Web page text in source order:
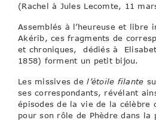
(Rachel à Jules Lecomte, 11
Assemblés à l’heureuse et libre
Akérib, ces fragments de
et chroniques, dédiés à
1858) forment un petit bijou.
Les missives del’étoile filante
ses correspondants, révélant
épisodes de la vie de la célèbre
pour son rôle de Phèdre dans la